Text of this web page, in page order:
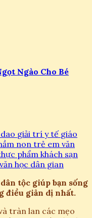
Ngào Cho Bé
giải trí y tế giáo
non trẻ em văn
phẩm khách sạn
văn học dân gian
tộc giúp bạn sống
điều giản dị nhất.
tràn lan các mẹo